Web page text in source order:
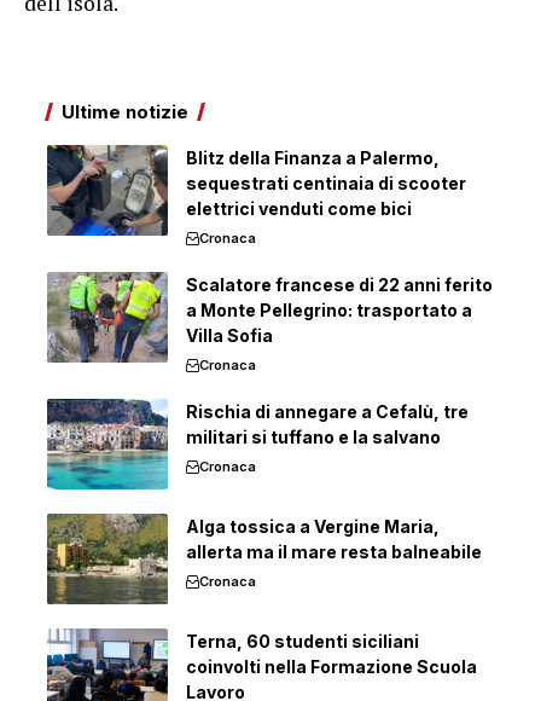
Ultime notizie
Blitz della Finanza a Palermo,
sequestrati centinaia di scooter
elettrici venduti come bici
Cronaca
Scalatore francese di 22 anni ferito
a Monte Pellegrino: trasportato a
Villa Sofia
Cronaca
Rischia di annegare a Cefalù, tre
militari si tuffano e la salvano
Cronaca
Alga tossica a Vergine Maria,
allerta ma il mare resta balneabile
Cronaca
Terna, 60 studenti siciliani
coinvolti nella Formazione Scuola
Lavoro